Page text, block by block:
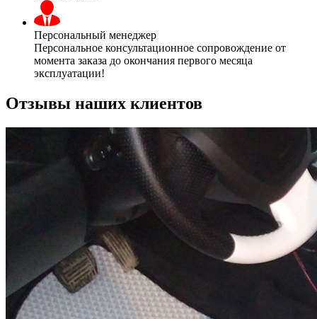
Персональный менеджер
Персональное консультационное сопровождение от
момента заказа до окончания первого месяца
эксплуатации!
Отзывы наших клиентов